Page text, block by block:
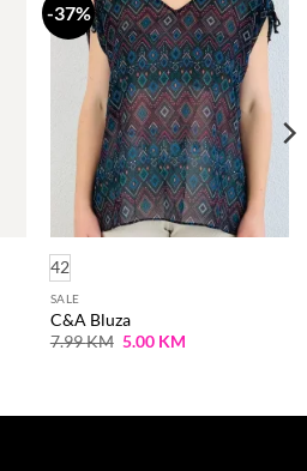
-37%
Dodaj
na
listu
želja
42
SALE
C&A Bluza
7.99KM Original
5.00 KMCurrent